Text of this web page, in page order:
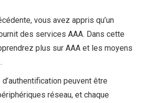
vous avez appris qu’un
des services AAA. Dans cette
plus sur AAA et les moyens
peuvent être
réseau, et chaque